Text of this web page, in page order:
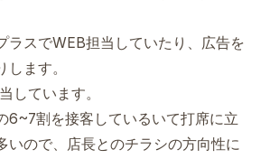
ラスでWEB担当していたり、広告を
ます。
しています。
6~7割を接客しているいて打席に立
いので、店長とのチラシの方向性に